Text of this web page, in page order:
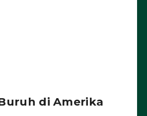
di Amerika